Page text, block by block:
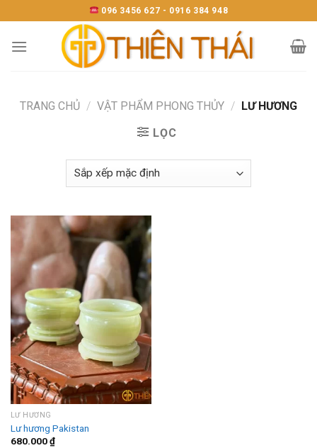
to
content
096 3456 627 - 0916 384 948
TRANG CHỦ / VẬT PHẨM PHONG THỦY / LƯ HƯƠNG
LỌC
LƯ HƯƠNG
Lư hương Pakistan
680.000₫